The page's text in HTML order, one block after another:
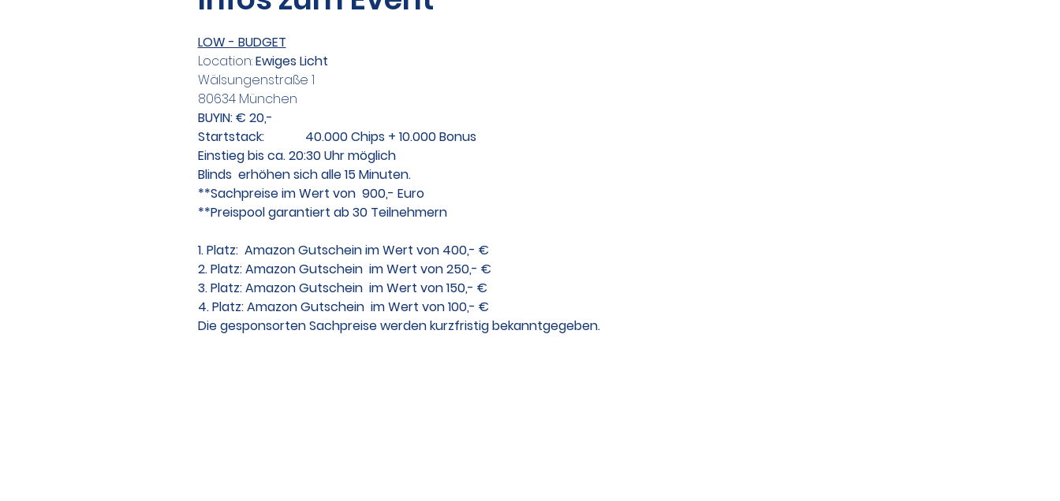
LOW - BUDGET
Location: Ewiges Licht
Wälsungenstraße 1
80634 München
BUYIN: € 20,-
Startstack:             40.000 Chips + 10.000 Bonus
Einstieg bis ca. 20:30 Uhr möglich
Blinds  erhöhen sich alle 15 Minuten.
**Sachpreise im Wert von  900,- Euro
**Preispool garantiert ab 30 Teilnehmern
1. Platz:  Amazon Gutschein im Wert von 400,- €
2. Platz: Amazon Gutschein  im Wert von 250,- €
3. Platz: Amazon Gutschein  im Wert von 150,- €
4. Platz: Amazon Gutschein  im Wert von 100,- €
Die gesponsorten Sachpreise werden kurzfristig bekanntgegeben.